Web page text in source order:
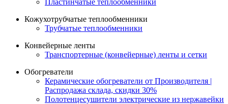
Кожухотрубчатые теплообменники
Трубчатые теплообменники
Конвейерные ленты
Транспортерные (конвейерные) ленты и сетки
Обогреватели
Керамические обогреватели от Производителя |
Распродажа склада, скидки 30%
Полотенцесушители электрические из нержавейки